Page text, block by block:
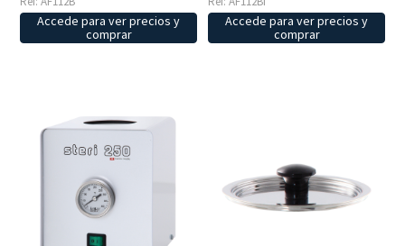
Accede para ver precios y
comprar
Accede para ver precios y
comprar